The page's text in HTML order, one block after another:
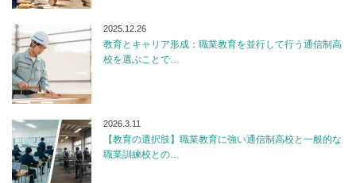
2025.12.26
教育とキャリア形成：職業教育を並行して行う通信制高
校を選ぶことで…
2026.3.11
【教育の選択肢】職業教育に強い通信制高校と一般的な
職業訓練校との…